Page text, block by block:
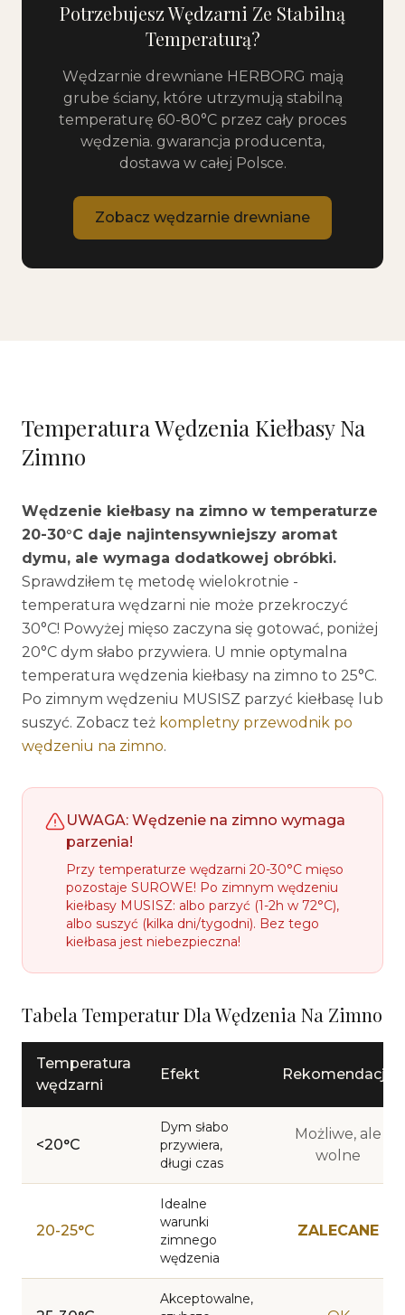
Potrzebujesz Wędzarni Ze Stabilną
Temperaturą?
Wędzarnie drewniane HERBORG mają
grube ściany, które utrzymują stabilną
temperaturę 60-80°C przez cały proces
wędzenia. gwarancja producenta,
dostawa w całej Polsce.
Zobacz wędzarnie drewniane
Temperatura Wędzenia Kiełbasy Na
Zimno
Wędzenie kiełbasy na zimno w temperaturze
20-30°C daje najintensywniejszy aromat
dymu, ale wymaga dodatkowej obróbki.
Sprawdziłem tę metodę wielokrotnie -
temperatura wędzarni nie może przekroczyć
30°C! Powyżej mięso zaczyna się gotować, poniżej
20°C dym słabo przywiera. U mnie optymalna
temperatura wędzenia kiełbasy na zimno to 25°C.
Po zimnym wędzeniu MUSISZ parzyć kiełbasę lub
suszyć. Zobacz też kompletny przewodnik po
wędzeniu na zimno.
UWAGA: Wędzenie na zimno wymaga
parzenia!
Przy temperaturze wędzarni 20-30°C mięso
pozostaje SUROWE! Po zimnym wędzeniu
kiełbasy MUSISZ: albo parzyć (1-2h w 72°C),
albo suszyć (kilka dni/tygodni). Bez tego
kiełbasa jest niebezpieczna!
Tabela Temperatur Dla Wędzenia Na Zimno
Temperatura
wędzarni
Efekt Rekomendacja
<20°C
Dym słabo
przywiera,
długi czas
Możliwe, ale
wolne
20-25°C
Idealne
warunki
zimnego
wędzenia
ZALECANE
Akceptowalne,